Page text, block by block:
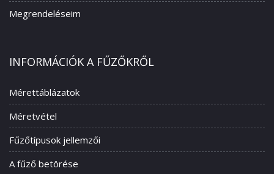
Megrendeléseim
INFORMÁCIÓK A FŰZŐKRŐL
Mérettáblázatok
Méretvétel
Fűzőtípusok jellemzői
A fűző betörése